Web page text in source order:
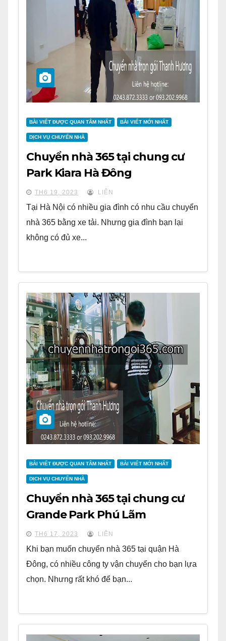
BÀI VIẾT ĐƯỢC QUAN TÂM NHẤT BÀI VIẾT MỚI NHẤT
DỊCH VỤ CHUYỂN NHÀ
Chuyển nhà 365 tại chung cư
Park Kiara Hà Đông
TH6 19, 2023 LIÊN
Tại Hà Nội có nhiều gia đình có nhu cầu chuyển
nhà 365 bằng xe tải. Nhưng gia đình bạn lại
không có đủ xe...
BÀI VIẾT ĐƯỢC QUAN TÂM NHẤT BÀI VIẾT MỚI NHẤT
DỊCH VỤ CHUYỂN NHÀ
Chuyển nhà 365 tại chung cư
Grande Park Phú Lãm
TH6 17, 2023 LIÊN
Khi bạn muốn chuyển nhà 365 tại quận Hà
Đông, có nhiều công ty vận chuyển cho bạn lựa
chọn. Nhưng rất khó để bạn...